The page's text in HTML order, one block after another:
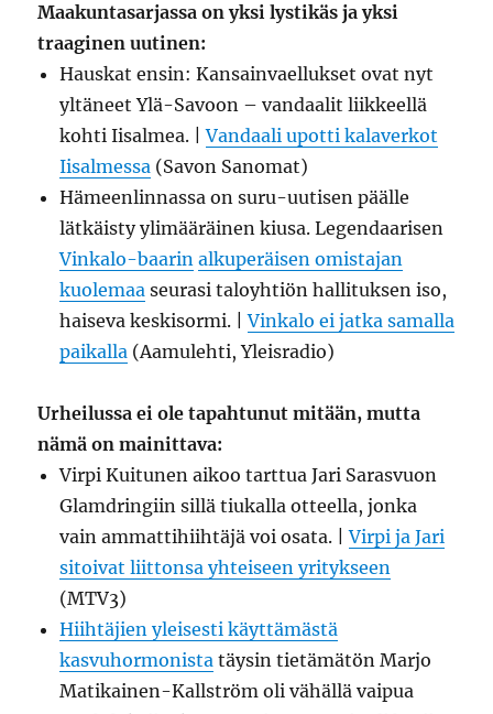
Maakuntasarjassa on yksi lystikäs ja yksi
traaginen uutinen:
Hauskat ensin: Kansainvaellukset ovat nyt
yltäneet Ylä-Savoon – vandaalit liikkeellä
kohti Iisalmea. |Vandaali upotti kalaverkot
Iisalmessa (Savon Sanomat)
Hämeenlinnassa on suru-uutisen päälle
lätkäisty ylimääräinen kiusa. Legendaarisen
Vinkalo-baarin alkuperäisen omistajan
kuolemaa seurasi taloyhtiön hallituksen iso,
haiseva keskisormi. |Vinkalo ei jatka samalla
paikalla (Aamulehti, Yleisradio)
Urheilussa ei ole tapahtunut mitään, mutta
nämä on mainittava:
Virpi Kuitunen aikoo tarttua Jari Sarasvuon
Glamdringiin sillä tiukalla otteella, jonka
vain ammattihiihtäjä voi osata. |Virpi ja Jari
sitoivat liittonsa yhteiseen yritykseen
(MTV3)
Hiihtäjien yleisesti käyttämästä
kasvuhormonista täysin tietämätön Marjo
Matikainen-Kallström oli vähällä vaipua